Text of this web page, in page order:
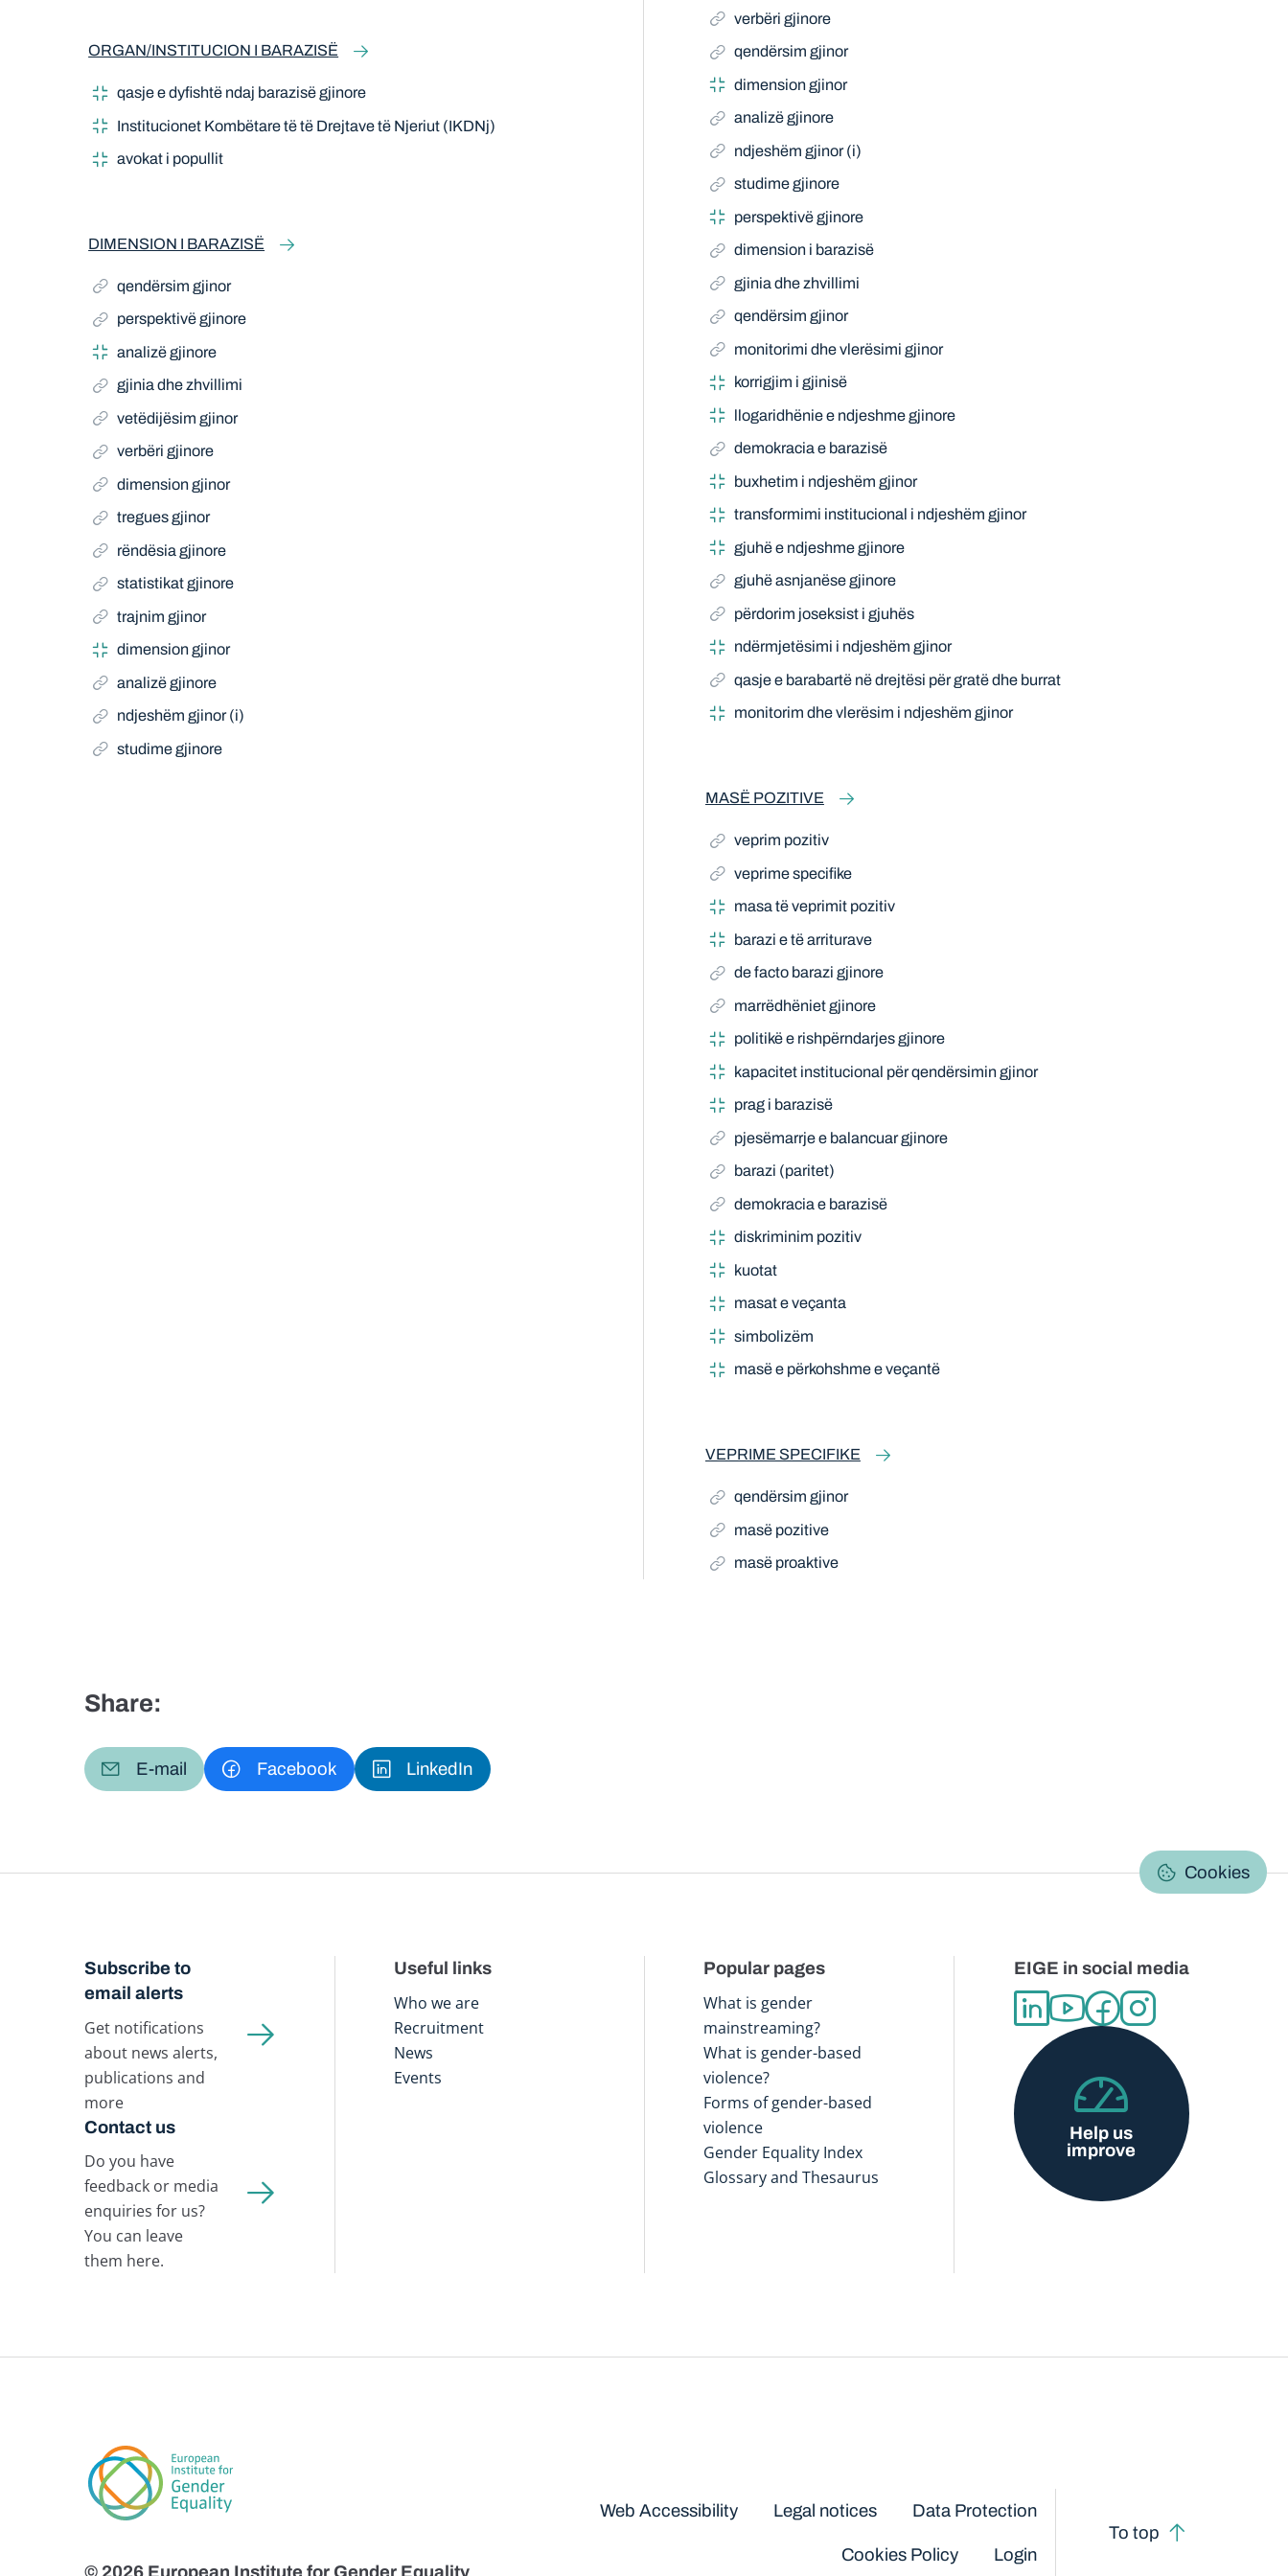
ORGAN/INSTITUCION I BARAZISË
qasje e dyfishtë ndaj barazisë gjinore
Institucionet Kombëtare të të Drejtave të Njeriut (IKDNj)
avokat i popullit
DIMENSION I BARAZISË
qendërsim gjinor
perspektivë gjinore
analizë gjinore
gjinia dhe zhvillimi
vetëdijësim gjinor
verbëri gjinore
dimension gjinor
tregues gjinor
rëndësia gjinore
statistikat gjinore
trajnim gjinor
dimension gjinor
analizë gjinore
ndjeshëm gjinor (i)
studime gjinore
verbëri gjinore
qendërsim gjinor
dimension gjinor
analizë gjinore
ndjeshëm gjinor (i)
studime gjinore
perspektivë gjinore
dimension i barazisë
gjinia dhe zhvillimi
qendërsim gjinor
monitorimi dhe vlerësimi gjinor
korrigjim i gjinisë
llogaridhënie e ndjeshme gjinore
demokracia e barazisë
buxhetim i ndjeshëm gjinor
transformimi institucional i ndjeshëm gjinor
gjuhë e ndjeshme gjinore
gjuhë asnjanëse gjinore
përdorim joseksist i gjuhës
ndërmjetësimi i ndjeshëm gjinor
qasje e barabartë në drejtësi për gratë dhe burrat
monitorim dhe vlerësim i ndjeshëm gjinor
MASË POZITIVE
veprim pozitiv
veprime specifike
masa të veprimit pozitiv
barazi e të arriturave
de facto barazi gjinore
marrëdhëniet gjinore
politikë e rishpërndarjes gjinore
kapacitet institucional për qendërsimin gjinor
prag i barazisë
pjesëmarrje e balancuar gjinore
barazi (paritet)
demokracia e barazisë
diskriminim pozitiv
kuotat
masat e veçanta
simbolizëm
masë e përkohshme e veçantë
VEPRIME SPECIFIKE
qendërsim gjinor
masë pozitive
masë proaktive
Share:
E-mail Facebook LinkedIn
Cookies
Subscribe to
email alerts
Get notifications
about news alerts,
publications and
more
Contact us
Do you have
feedback or media
enquiries for us?
You can leave
them here.
Useful links
Who we are
Recruitment
News
Events
Popular pages
What is gender
mainstreaming?
What is gender-based
violence?
Forms of gender-based
violence
Gender Equality Index
Glossary and Thesaurus
EIGE in social media
Help us
improve
Web Accessibility Legal notices Data Protection
Cookies Policy Login
To top